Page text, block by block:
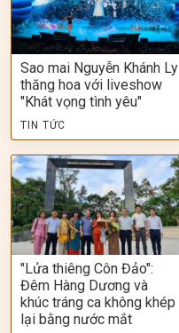
Sao mai Nguyễn Khánh Ly
thăng hoa với liveshow
"Khát vọng tình yêu"
TIN TỨC
"Lửa thiêng Côn Đảo":
Đêm Hàng Dương và
khúc tráng ca không khép
lại bằng nước mắt